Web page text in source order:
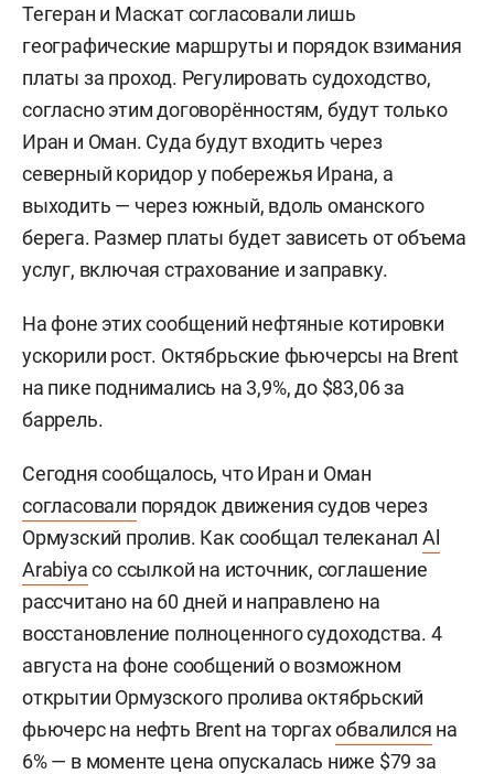
Тегеран и Маскат согласовали лишь
географические маршруты и порядок взимания
платы за проход. Регулировать судоходство,
согласно этим договорённостям, будут только
Иран и Оман. Суда будут входить через
северный коридор у побережья Ирана, а
выходить — через южный, вдоль оманского
берега. Размер платы будет зависеть от объема
услуг, включая страхование и заправку.
На фоне этих сообщений нефтяные котировки
ускорили рост. Октябрьские фьючерсы на Brent
на пике поднимались на 3,9%, до $83,06 за
баррель.
Сегодня сообщалось, что Иран и Оман
согласовали порядок движения судов через
Ормузский пролив. Как сообщал телеканал Al
Arabiyaсо ссылкой на источник, соглашение
рассчитано на 60 дней и направлено на
восстановление полноценного судоходства. 4
августа на фоне сообщений о возможном
открытии Ормузского пролива октябрьский
фьючерс на нефть Brent на торгахобвалился на
6% — в моменте цена опускалась ниже $79 за